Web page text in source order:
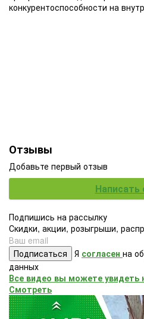
конкурентоспособности на
Отзывы
Добавьте первый отзыв
Написать
Подпишись на рассылку
Скидки, акции, розыгрыши,
Подписаться Я согласен на
данных
Все видео вы можете увидеть
Смотреть